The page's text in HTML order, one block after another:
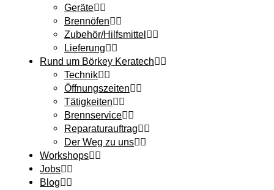
Geräte
Brennöfen
Zubehör/Hilfsmittel
Lieferung
Rund um Börkey Keratech
Technik
Öffnungszeiten
Tätigkeiten
Brennservice
Reparaturauftrag
Der Weg zu uns
Workshops
Jobs
Blog